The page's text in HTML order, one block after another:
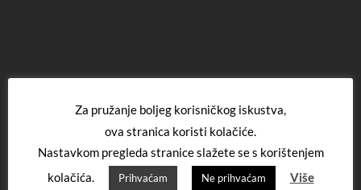
Za pružanje boljeg korisničkog iskustva,
ova stranica koristi kolačiće.
Nastavkom pregleda stranice slažete se s korištenjem
kolačića.
Prihvaćam Ne prihvaćam
Više